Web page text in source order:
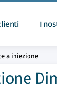
I
a iniezione